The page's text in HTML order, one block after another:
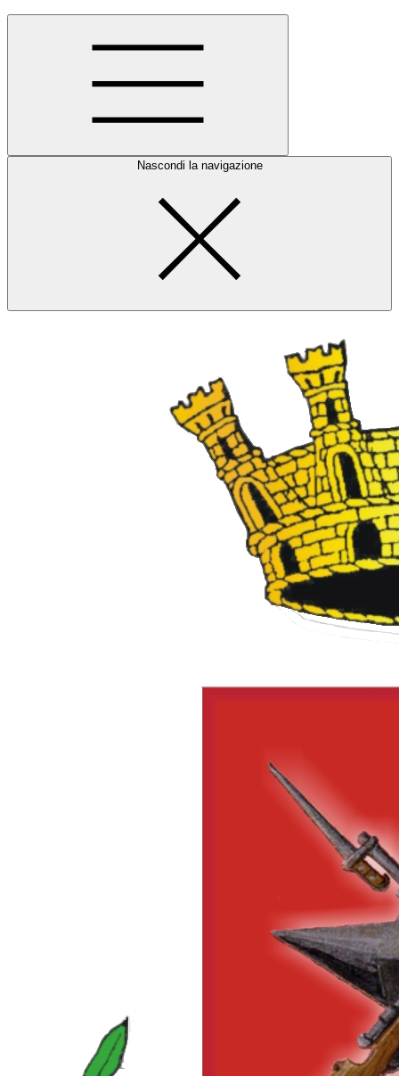
Nascondi la navigazione